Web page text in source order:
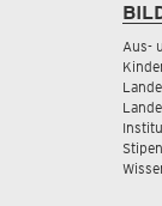
Aus-